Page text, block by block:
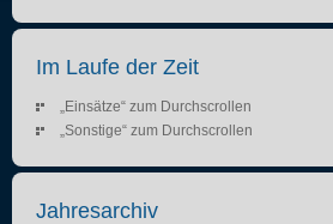
Im Laufe der Zeit
„Einsätze“ zum Durchscrollen
„Sonstige“ zum Durchscrollen
Jahresarchiv